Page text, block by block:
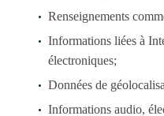
Renseignements
Informations liées à
électroniques;
Données de
Informations audio,